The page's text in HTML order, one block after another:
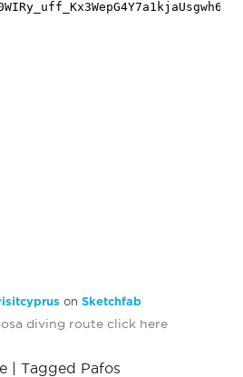
on Sketchfab
diving route click here
| Tagged Pafos